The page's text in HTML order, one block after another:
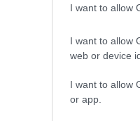
I want to allow
I want to allow
web or device
I want to allow
or app.